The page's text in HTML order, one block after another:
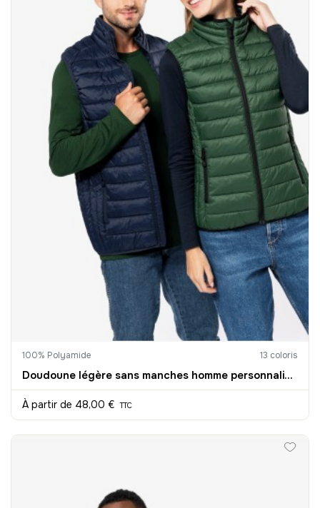
100% Polyamide 13 coloris
Doudoune légère sans manches homme personnalisable
À partir de 48,00 € TTC